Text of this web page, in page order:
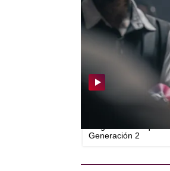
Más Noticias
sorpresas en la
Generación 2